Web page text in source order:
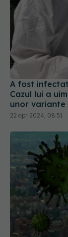
A fost
Cazul lui a
unor variante
OMS a
confuzia din
spun că "ar